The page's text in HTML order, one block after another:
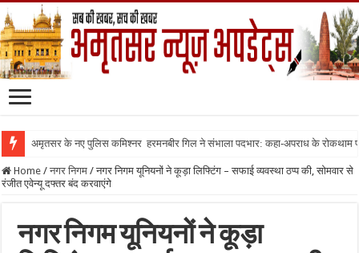
अमृतसर के नए पुलिस कमिश्नर हरमनबीर गिल ने संभाला पदभार: कहा-अपराध के रोकथाम
Home / नगर निगम / नगर निगम यूनियनों ने कूड़ा लिफ्टिंग – सफाई व्यवस्था ठप्प की, सोमवार से
रंजीत एवेन्यू दफ्तर बंद करवाएंगे
नगर निगम यूनियनों ने कूड़ा